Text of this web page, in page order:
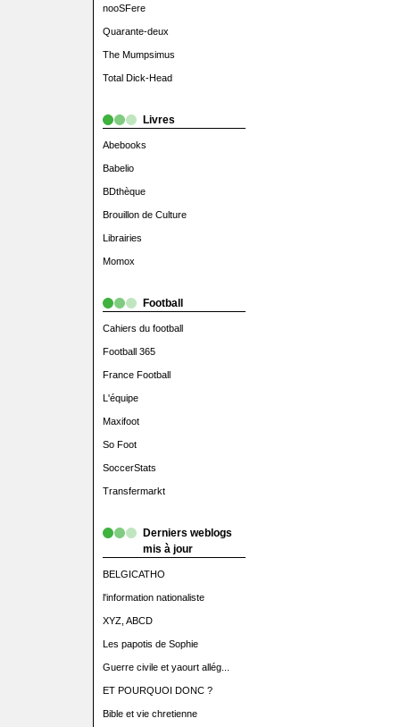
nooSFere
Quarante-deux
The Mumpsimus
Total Dick-Head
Livres
Abebooks
Babelio
BDthèque
Brouillon de Culture
Librairies
Momox
Football
Cahiers du football
Football 365
France Football
L'équipe
Maxifoot
So Foot
SoccerStats
Transfermarkt
Derniers weblogs
mis à jour
BELGICATHO
l'information nationaliste
XYZ, ABCD
Les papotis de Sophie
Guerre civile et yaourt allég...
ET POURQUOI DONC ?
Bible et vie chretienne